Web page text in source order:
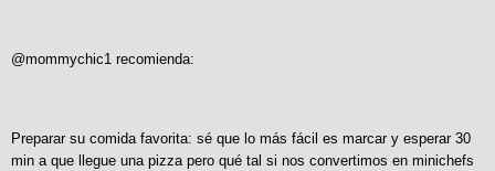
@mommychic1 recomienda:
Preparar su comida favorita: sé que lo más fácil es marcar y esperar 30
min a que llegue una pizza pero qué tal si nos convertimos en minichefs